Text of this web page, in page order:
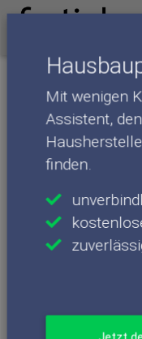
Mit wenigen
Assistent,
finden.
Jetzt
BAUMEISTER-HAUS